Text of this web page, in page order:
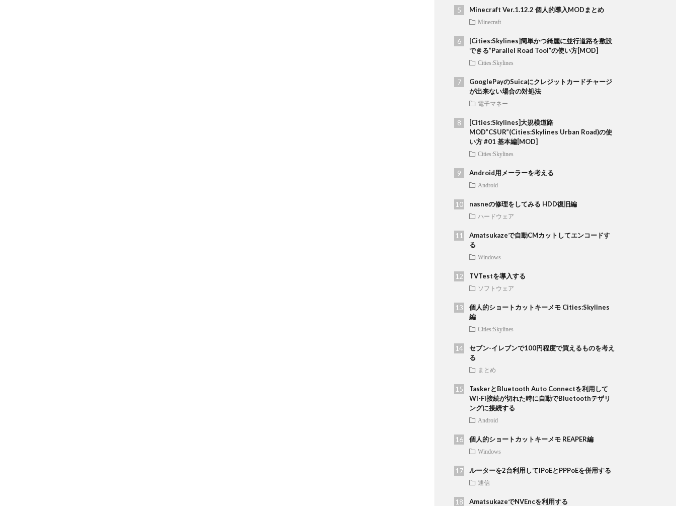
Minecraft Ver.1.12.2 個人的導入MODまとめ
Minecraft
[Cities:Skylines]簡単かつ綺麗に並行道路を敷設
できる”Parallel Road Tool”の使い方[MOD]
Cities:Skylines
GooglePayのSuicaにクレジットカードチャージ
が出来ない場合の対処法
電子マネー
[Cities:Skylines]大規模道路
MOD”CSUR”(Cities:Skylines Urban Road)の使
い方 #01 基本編[MOD]
Cities:Skylines
Android用メーラーを考える
Android
nasneの修理をしてみる HDD復旧編
ハードウェア
Amatsukazeで自動CMカットしてエンコードす
る
Windows
TVTestを導入する
ソフトウェア
個人的ショートカットキーメモ Cities:Skylines
編
Cities:Skylines
セブン-イレブンで100円程度で買えるものを考え
る
まとめ
TaskerとBluetooth Auto Connectを利用して
Wi-Fi接続が切れた時に自動でBluetoothテザリ
ングに接続する
Android
個人的ショートカットキーメモ REAPER編
Windows
ルーターを2台利用してIPoEとPPPoEを併用する
通信
AmatsukazeでNVEncを利用する